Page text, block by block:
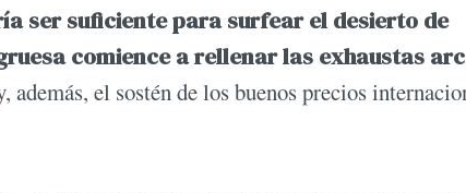
ser suficiente para surfear el desierto de
comience a rellenar las exhaustas
el sostén de los buenos precios